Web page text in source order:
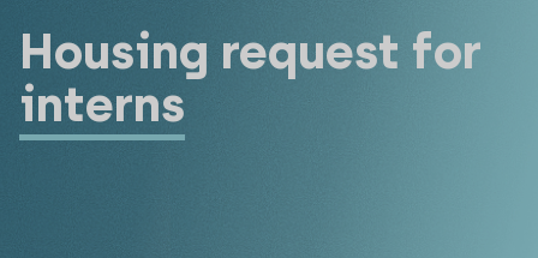
Housing request for
interns